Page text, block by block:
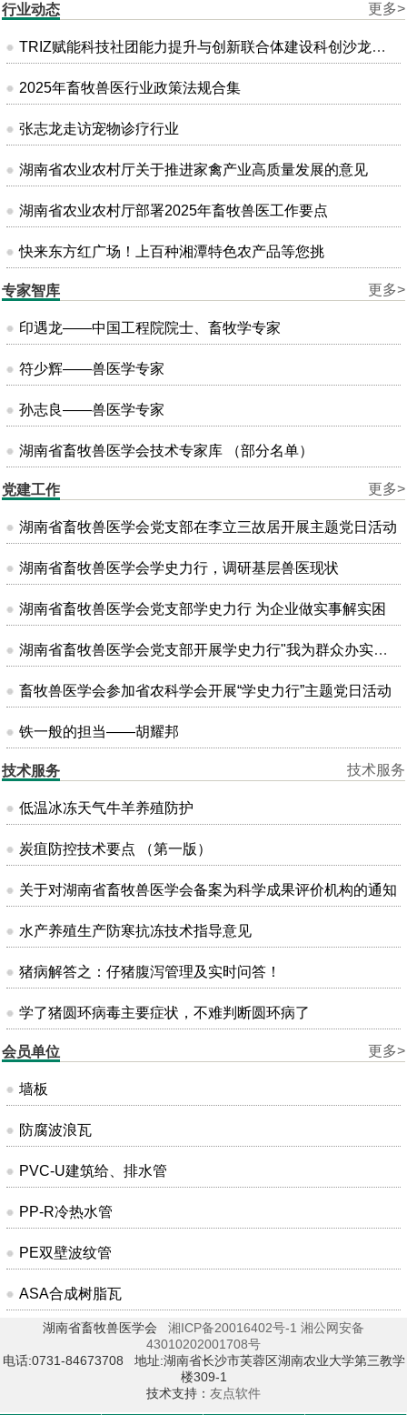
更多>
行业动态
TRIZ赋能科技社团能力提升与创新联合体建设科创沙龙在昆明成功举办
2025年畜牧兽医行业政策法规合集
张志龙走访宠物诊疗行业
湖南省农业农村厅关于推进家禽产业高质量发展的意见
湖南省农业农村厅部署2025年畜牧兽医工作要点
快来东方红广场！上百种湘潭特色农产品等您挑
更多>
专家智库
印遇龙——中国工程院院士、畜牧学专家
符少辉——兽医学专家
孙志良——兽医学专家
湖南省畜牧兽医学会技术专家库 （部分名单）
更多>
党建工作
湖南省畜牧兽医学会党支部在李立三故居开展主题党日活动
湖南省畜牧兽医学会学史力行，调研基层兽医现状
湖南省畜牧兽医学会党支部学史力行 为企业做实事解实困
湖南省畜牧兽医学会党支部开展学史力行"我为群众办实事"主题党日活动
畜牧兽医学会参加省农科学会开展“学史力行”主题党日活动
铁一般的担当——胡耀邦
技术服务
技术服务
低温冰冻天气牛羊养殖防护
炭疽防控技术要点 （第一版）
关于对湖南省畜牧兽医学会备案为科学成果评价机构的通知
水产养殖生产防寒抗冻技术指导意见
猪病解答之：仔猪腹泻管理及实时问答！
学了猪圆环病毒主要症状，不难判断圆环病了
更多>
会员单位
墙板
防腐波浪瓦
PVC-U建筑给、排水管
PP-R冷热水管
PE双壁波纹管
ASA合成树脂瓦
湖南省畜牧兽医学会 湘ICP备20016402号-1 湘公网安备
43010202001708号
电话:0731-84673708 地址:湖南省长沙市芙蓉区湖南农业大学第三教学
楼309-1
技术支持： 友点软件